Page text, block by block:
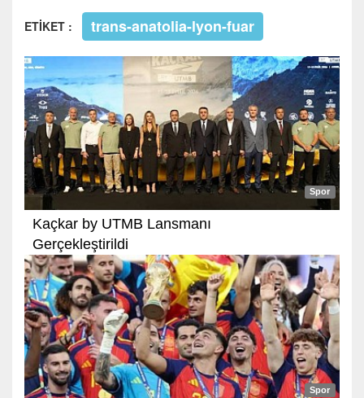
ETİKET : trans-anatolia-lyon-fuar
Spor
Kaçkar by UTMB Lansmanı
Gerçekleştirildi
Spor